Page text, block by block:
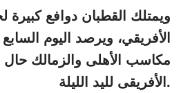
ويمتلك القطبان دوافع كبيرة
الأفريقي، ويرصد اليوم
مكاسب الأهلى والزمالك
الأفريقى لليد الليلة.